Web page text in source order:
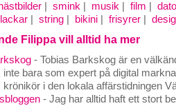
hästbilder smink musik film
string bikini frisyrer
Filippa vill alltid ha mer
- Tobias Barkskog är en
inte bara som expert på digital
i den lokala affärstidningen
- Jag har alltid haft ett stort